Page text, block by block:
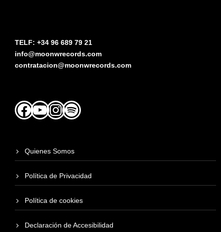
TELF: +34 96 689 79 21
info@moonwrecords.com
contratacion@moonwrecords.com
Facebook
YouTubeInstagram
Spotify
Quienes Somos
Política de Privacidad
Política de cookies
Declaración de Accesibilidad